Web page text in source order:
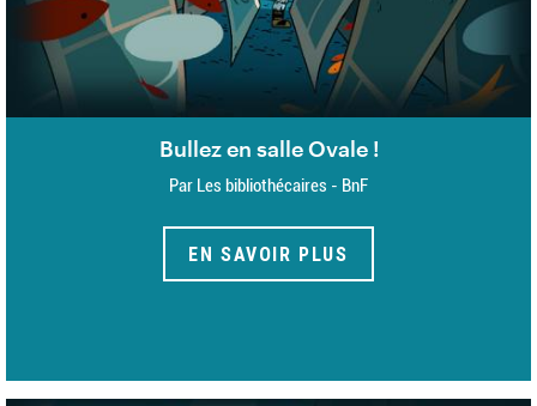
Bullez en salle Ovale !
Par Les bibliothécaires - BnF
EN SAVOIR PLUS